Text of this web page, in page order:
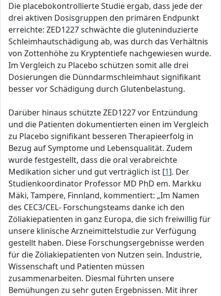
Die placebokontrollierte Studie ergab, dass jede der
drei aktiven Dosisgruppen den primären Endpunkt
erreichte: ZED1227 schwächte die gluteninduzierte
Schleimhautschädigung ab, was durch das Verhältnis
von Zottenhöhe zu Kryptentiefe nachgewiesen wurde.
Im Vergleich zu Placebo schützen somit alle drei
Dosierungen die Dünndarmschleimhaut signifikant
besser vor Schädigung durch Glutenbelastung.
Darüber hinaus schützte ZED1227 vor Entzündung
und die Patienten dokumentierten einen im Vergleich
zu Placebo signifikant besseren Therapieerfolg in
Bezug auf Symptome und Lebensqualität. Zudem
wurde festgestellt, dass die oral verabreichte
Medikation sicher und gut verträglich ist [1]. Der
Studienkoordinator Professor MD PhD em. Markku
Mäki, Tampere, Finnland, kommentiert: „Im Namen
des CEC3/CEL- Forschungsteams danke ich den
Zöliakiepatienten in ganz Europa, die sich freiwillig für
unsere klinische Arzneimittelstudie zur Verfügung
gestellt haben. Diese Forschungsergebnisse werden
für die Zöliakiepatienten von Nutzen sein. Industrie,
Wissenschaft und Patienten müssen
zusammenarbeiten. Diesmal führten unsere
Bemühungen zu sehr guten Ergebnissen. Mit ihrer